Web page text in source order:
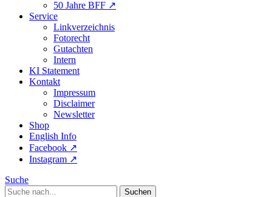
50 Jahre BFF ↗︎
Service
Linkverzeichnis
Fotorecht
Gutachten
Intern
KI Statement
Kontakt
Impressum
Disclaimer
Newsletter
Shop
English Info
Facebook ↗︎
Instagram ↗︎
Suche